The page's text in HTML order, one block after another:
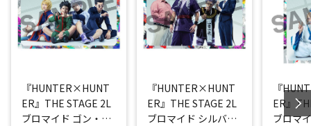
『HUNTER×HUNT
ER』THE STAGE 2L
ブロマイド ゴン・キ
『HUNTER×HUNT
ER』THE STAGE 2L
ブロマイド シルバ・
『
ER』
ブロマ